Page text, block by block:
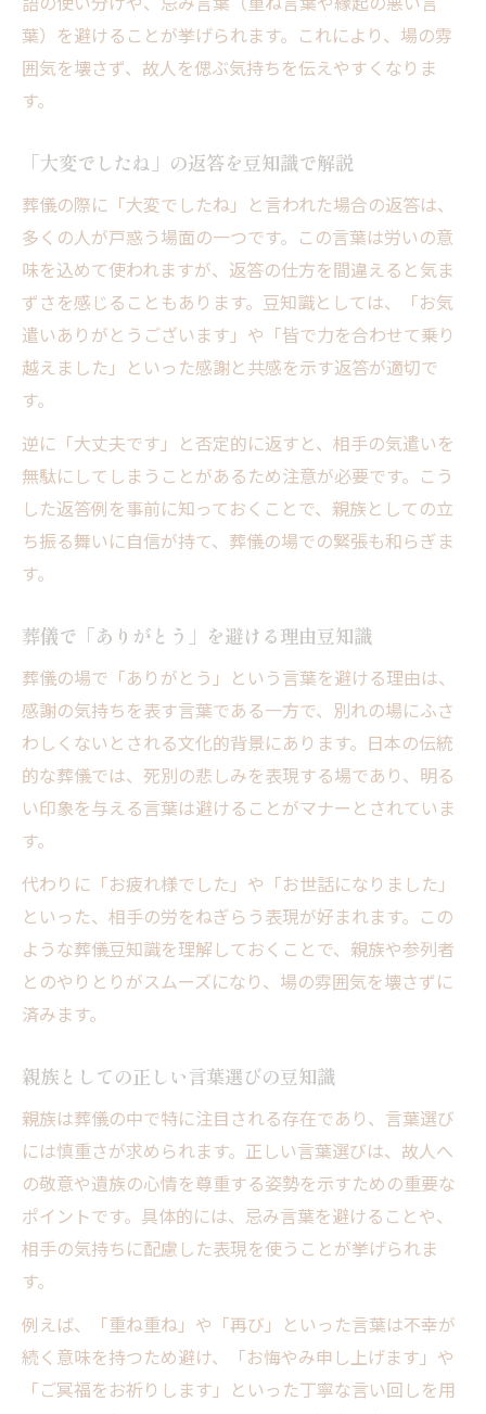
葉）を避けることが挙げられます。これにより、場の雰
囲気を壊さず、故人を偲ぶ気持ちを伝えやすくなりま
す。
「大変でしたね」の返答を豆知識で解説
葬儀の際に「大変でしたね」と言われた場合の返答は、
多くの人が戸惑う場面の一つです。この言葉は労いの意
味を込めて使われますが、返答の仕方を間違えると気ま
ずさを感じることもあります。豆知識としては、「お気
遣いありがとうございます」や「皆で力を合わせて乗り
越えました」といった感謝と共感を示す返答が適切で
す。
逆に「大丈夫です」と否定的に返すと、相手の気遣いを
無駄にしてしまうことがあるため注意が必要です。こう
した返答例を事前に知っておくことで、親族としての立
ち振る舞いに自信が持て、葬儀の場での緊張も和らぎま
す。
葬儀で「ありがとう」を避ける理由豆知識
葬儀の場で「ありがとう」という言葉を避ける理由は、
感謝の気持ちを表す言葉である一方で、別れの場にふさ
わしくないとされる文化的背景にあります。日本の伝統
的な葬儀では、死別の悲しみを表現する場であり、明る
い印象を与える言葉は避けることがマナーとされていま
す。
代わりに「お疲れ様でした」や「お世話になりました」
といった、相手の労をねぎらう表現が好まれます。この
ような葬儀豆知識を理解しておくことで、親族や参列者
とのやりとりがスムーズになり、場の雰囲気を壊さずに
済みます。
親族としての正しい言葉選びの豆知識
親族は葬儀の中で特に注目される存在であり、言葉選び
には慎重さが求められます。正しい言葉選びは、故人へ
の敬意や遺族の心情を尊重する姿勢を示すための重要な
ポイントです。具体的には、忌み言葉を避けることや、
相手の気持ちに配慮した表現を使うことが挙げられま
す。
例えば、「重ね重ね」や「再び」といった言葉は不幸が
続く意味を持つため避け、「お悔やみ申し上げます」や
「ご冥福をお祈りします」といった丁寧な言い回しを用